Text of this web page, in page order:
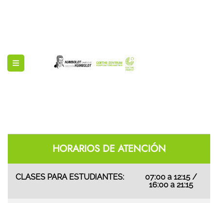
HORARIOS DE ATENCIÓN
CLASES PARA ESTUDIANTES:
07:00 a 12:15 /
16:00 a 21:15